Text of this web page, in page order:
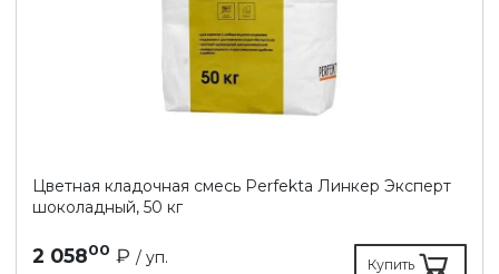
Цветная кладочная смесь Perfekta Линкер Эксперт
шоколадный, 50 кг
2 05800 ₽ / уп. Купить